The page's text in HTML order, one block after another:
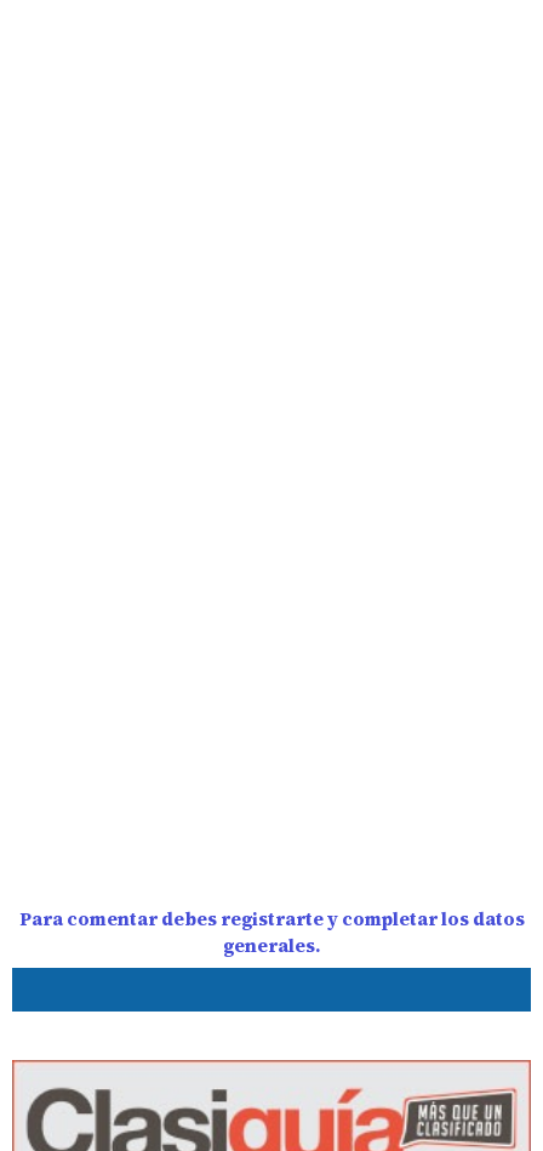
Para comentar debes registrarte y completar los datos
generales.